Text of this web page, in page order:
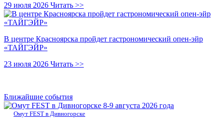
29 июля 2026 Читать >>
В центре Красноярска пройдет гастрономический опен-эйр
«ТАЙГЭЙР»
23 июля 2026 Читать >>
Ближайшие события
8-9 августа 2026 года
Омут FEST в Дивногорске